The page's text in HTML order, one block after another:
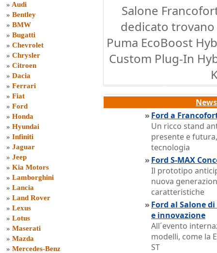
» Audi
» Bentley
» BMW
» Bugatti
» Chevrolet
» Chrysler
» Citroen
» Dacia
» Ferrari
» Fiat
» Ford
» Honda
» Hyundai
» Infiniti
» Jaguar
» Jeep
» Kia Motors
» Lamborghini
» Lancia
» Land Rover
» Lexus
» Lotus
» Maserati
» Mazda
» Mercedes-Benz
Salone
dedicato
Puma EcoBoost
Custom Plug-In
» Ford a
Un ricco stand
presente e
tecnologia
» Ford S-MAX
Il prototipo
nuova
caratteristiche
» Ford al Salone
e innovazione
All´evento
modelli, come la
ST